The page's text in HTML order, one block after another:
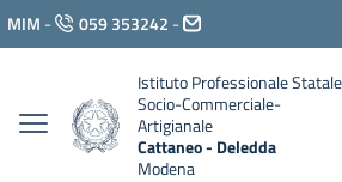
Vai ai contenuti
Vai al menu di navigazione
Vai al footer
MIM - 059 353242 -
Istituto Professionale Statale
Socio-Commerciale-
Artigianale
Cattaneo - Deledda
Modena